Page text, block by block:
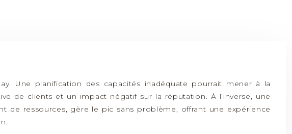
Une planification des capacités inadéquate pourrait mener à la
de clients et un impact négatif sur la réputation. À l’inverse, une
de ressources, gère le pic sans problème, offrant une expérience